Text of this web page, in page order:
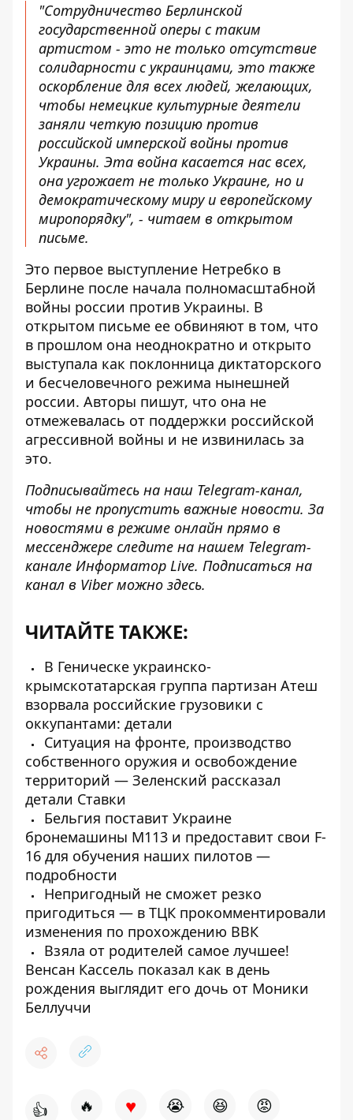
"Сотрудничество Берлинской
государственной оперы с таким
артистом - это не только отсутствие
солидарности с украинцами, это также
оскорбление для всех людей, желающих,
чтобы немецкие культурные деятели
заняли четкую позицию против
российской имперской войны против
Украины. Эта война касается нас всех,
она угрожает не только Украине, но и
демократическому миру и европейскому
миропорядку", - читаем в открытом
письме.
Это первое выступление Нетребко в
Берлине после начала полномасштабной
войны россии против Украины. В
открытом письме ее обвиняют в том, что
в прошлом она неоднократно и открыто
выступала как поклонница диктаторского
и бесчеловечного режима нынешней
россии. Авторы пишут, что она не
отмежевалась от поддержки российской
агрессивной войны и не извинилась за
это.
Подписывайтесь на наш Telegram-канал,
чтобы не пропустить важные новости. За
новостями в режиме онлайн прямо в
мессенджере следите на нашем Telegram-
канале Информатор Live. Подписаться на
канал в Viber можно здесь.
ЧИТАЙТЕ ТАКЖЕ:
В Геническе украинско-
крымскотатарская группа партизан Атеш
взорвала российские грузовики с
оккупантами: детали
Ситуация на фронте, производство
собственного оружия и освобождение
территорий — Зеленский рассказал
детали Ставки
Бельгия поставит Украине
бронемашины М113 и предоставит свои F-
16 для обучения наших пилотов —
подробности
Непригодный не сможет резко
пригодиться — в ТЦК прокомментировали
изменения по прохождению ВВК
Взяла от родителей самое лучшее!
Венсан Кассель показал как в день
рождения выглядит его дочь от Моники
Беллуччи
👍 🔥 ♥ 😭 😆 😡